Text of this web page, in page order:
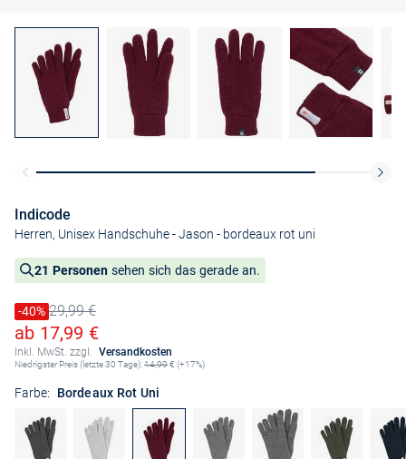
Indicode
Herren, Unisex Handschuhe - Jason - bordeaux rot uni
21 Personen sehen sich das gerade an.
Preis reduziert um
-40%
Alter Preis29,99 €
Ermäßigter Preis
ab 17,99 €
Inkl. MwSt. zzgl. Versandkosten
Niedrigster Preis (letzte 30 Tage):14,99€ (+17%)
Farbe: Bordeaux Rot Uni